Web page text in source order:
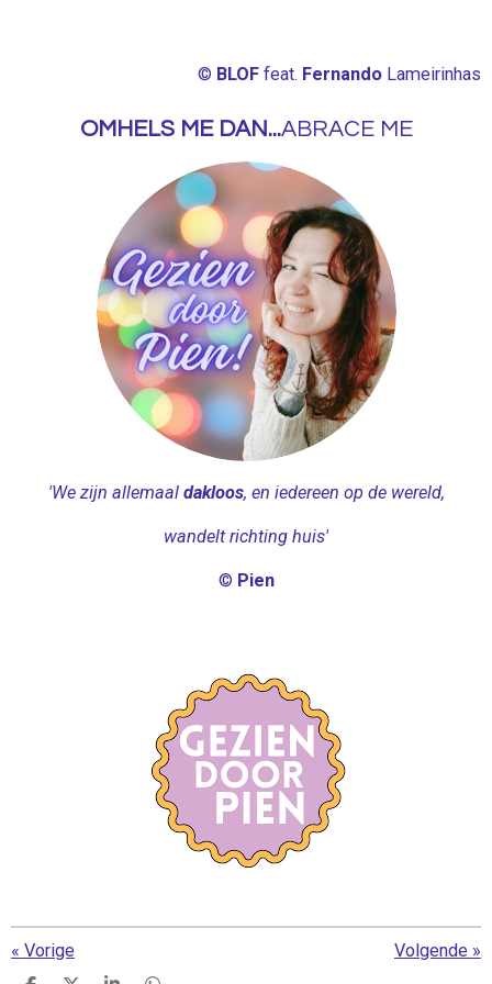
g
© BLOF feat. Fernando Lameirinhas
OMHELS ME DAN...ABRACE ME
'We zijn allemaal dakloos, en iedereen op de wereld,
wandelt richting huis'
© Pien
« Vorige Volgende »